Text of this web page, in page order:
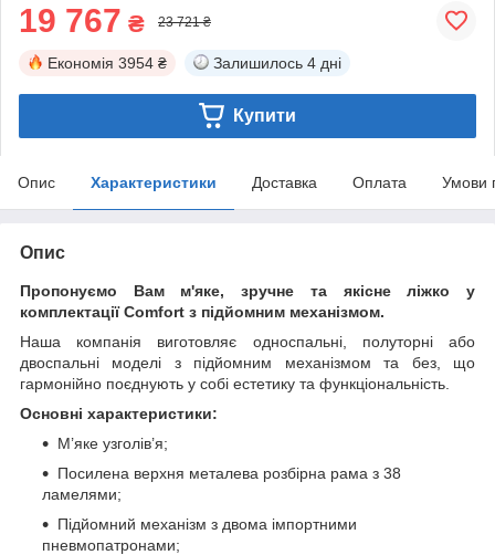
19 767 ₴ 23 721 ₴
Економія 3954 ₴ Залишилось 4 дні
Купити
Опис Характеристики Доставка Оплата Умови
Опис
Пропонуємо Вам м'яке, зручне та якiсне ліжко у
комплектації Comfort з підйомним механізмом.
Наша компанія виготовляє односпальні, полуторні або
двоспальні моделі з підйомним механізмом та без, що
гармонійно поєднують у собі естетику та функціональність.
Основні характеристики:
М’яке узголів’я;
Посилена верхня металева розбірна рама з 38
ламелями;
Підйомний механізм з двома імпортними
пневмопатронами;